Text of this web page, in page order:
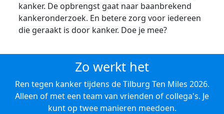
kanker. De opbrengst gaat naar baanbrekend
kankeronderzoek. En betere zorg voor iedereen
die geraakt is door kanker. Doe je mee?
Zo werkt het
Ren tegen kanker tijdens de Tilburg Ten Miles 2026.
Alleen of met een team van vrienden of collega's. Je
kunt op twee manieren meedoen.